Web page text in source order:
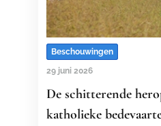
Beschouwingen
29 juni 2026
De schitterende
katholieke